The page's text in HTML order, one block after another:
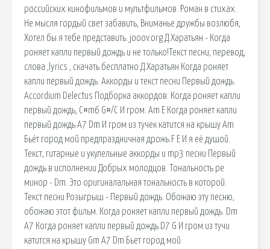
российских кинофильмов и мультфильмов. Роман в стихах.
Не мысля гордый свет забавить, Вниманье дружбы возлюбя,
Хотел бы я тебе представить. jooov.org Д.Харатьян - Когда
роняет капли первый дождь и не только!Текст песни, перевод,
слова ,lyrics , скачать бесплатно Д.Харатьян Когда роняет
капли первый дождь. Аккорды и текст песни Первый дождь.
Accordium Delectus Подборка аккордов: Когда роняет капли
первый дождь, C#m6 G#/C И гром. Am E Когда роняет капли
первый дождь A7 Dm И гром из тучек катится на крышу Am
Бьёт город мой предпраздничная дрожь F E И я её душой.
Текст, гитарные и укулельные аккорды и mp3 песни Первый
дождь в исполнении Добрых молодцов. Тональность ре
минор - Dm. Это оригиналальная тональность в которой.
Текст песни Розыгрыш - Первый дождь. Обожаю эту песню,
обожаю этот фильм. Когда роняет капли первый дождь. Dm
A7 Когда роняет капли первый дождь D7 G И гром из тучи
катится на крышу Gm A7 Dm Бьет город мой